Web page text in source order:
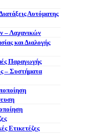
Αυτόματης
– Λαχανικών
και Διαλογής
Παραγωγής
– Συστήματα
Ετικετέζες